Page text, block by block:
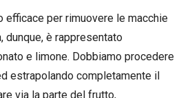
efficace per rimuovere le macchie
dunque, è rappresentato
e limone. Dobbiamo procedere
estrapolando completamente il
via la parte del frutto,